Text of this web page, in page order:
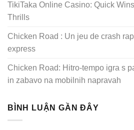
TikiTaka Online Casino: Quick
Thrills
Chicken Road : Un jeu de crash
express
Chicken Road: Hitro‑tempo igra s
in zabavo na mobilnih napravah
BÌNH LUẬN GẦN ĐÂY